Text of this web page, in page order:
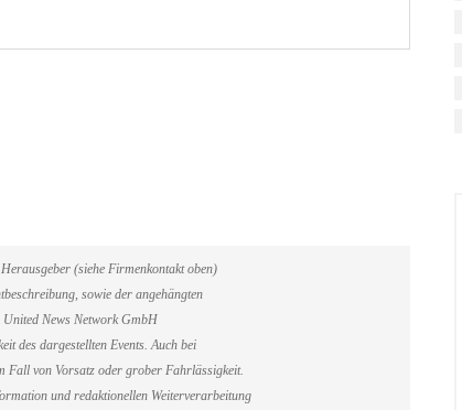
(siehe Firmenkontakt oben)
sowie der angehängten
News Network GmbH
des dargestellten Events. Auch bei
Fall von Vorsatz oder grober Fahrlässigkeit.
und redaktionellen Weiterverarbeitung